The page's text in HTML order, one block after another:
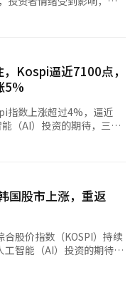
人工智能（AI）系统翻译
-11.00%）、ABL
而言，
辑。
场
出19513亿韩元。相对而
国交易所于上午11时23
，持续5分钟。随后在上
制。 在市值前列
电机下跌8.43%，SK海力
代汽车下跌7.18%，LG能
5.00%，三星生命下跌
股均以跌势收盘。相对
，唯一上涨，涨幅为
较前一交易日下跌14.84
人投资者则净买入4888亿
IPS下跌11.30%，
EcoPro BM下跌8.29%，
，ABL Bio下跌
Research下跌1.67%，
个人投资者则独自净买入
电子（下跌3.33%）、SK
）、现代汽车（下跌
）、三星物产（下跌
生命（下跌3.34%）、起
）等均出现下跌。 同一
者净买入1208亿韩元，外
元。 在Kosdaq市
表现强劲。相反，彩虹机
跌5.50%）、Wonik
）、珠成工程（下跌
PSK（下跌3.57%）、
读为
。23日（当地时间），纽
Kospi逼近7100点，
5%
指数上涨超过4%，逼近
（AI）投资的期待，三星
力设备、二次电池和生
净买入1011亿韩元，而个
上涨4.86%，报191万
、三星电机（7.66%）、
相关投资的信心。
长82%，并大幅扩大
国股市上涨，重返
股价指数（KOSPI）持续
智能（AI）投资的期待，
涨，推动了指数的上